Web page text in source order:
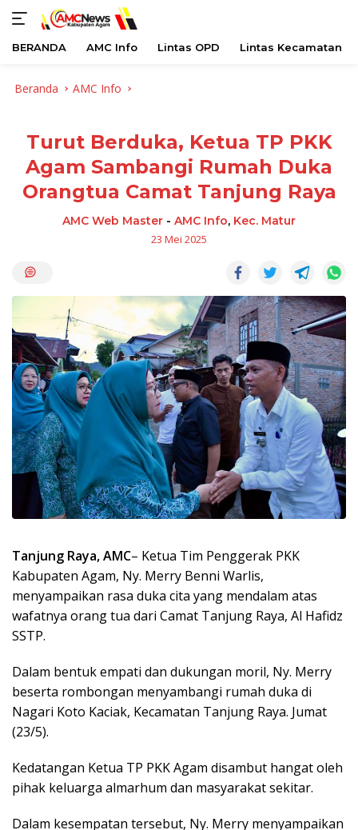
BERANDA AMC Info Lintas OPD Lintas Kecamatan
Beranda AMC Info
Turut Berduka, Ketua TP PKK
Agam Sambangi Rumah Duka
Orangtua Camat Tanjung Raya
AMC Web Master - AMC Info, Kec. Matur
23 Mei 2025
Tanjung Raya, AMC– Ketua Tim Penggerak PKK
Kabupaten Agam, Ny. Merry Benni Warlis,
menyampaikan rasa duka cita yang mendalam atas
wafatnya orang tua dari Camat Tanjung Raya, Al Hafidz
SSTP.
Dalam bentuk empati dan dukungan moril, Ny. Merry
beserta rombongan menyambangi rumah duka di
Nagari Koto Kaciak, Kecamatan Tanjung Raya. Jumat
(23/5).
Kedatangan Ketua TP PKK Agam disambut hangat oleh
pihak keluarga almarhum dan masyarakat sekitar.
Dalam kesempatan tersebut, Ny. Merry menyampaikan